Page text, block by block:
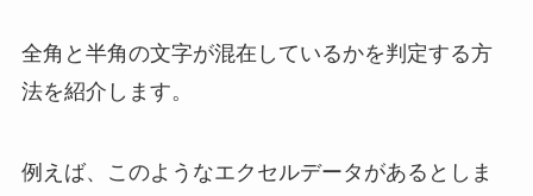
全角と半角の文字が混在しているかを判定する方
法を紹介します。
例えば、このようなエクセルデータがあるとしま